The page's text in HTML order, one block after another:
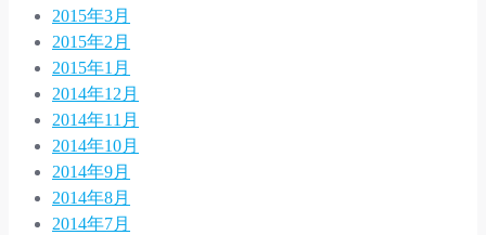
2015年3月
2015年2月
2015年1月
2014年12月
2014年11月
2014年10月
2014年9月
2014年8月
2014年7月